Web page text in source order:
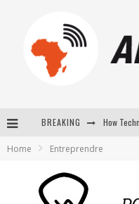
BREAKING How
Home Entreprendre